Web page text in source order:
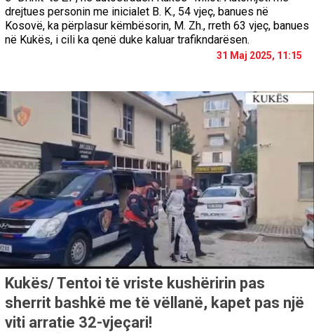
drejtues personin me inicialet B. K., 54 vjeç, banues në
Kosovë, ka përplasur këmbësorin, M. Zh., rreth 63 vjeç, banues
në Kukës, i cili ka qenë duke kaluar trafikndarësen.
31 Maj 2025, 11:15
Kukës/ Tentoi të vriste kushëririn pas
sherrit bashkë me të vëllanë, kapet pas një
viti arratie 32-vjeçari!